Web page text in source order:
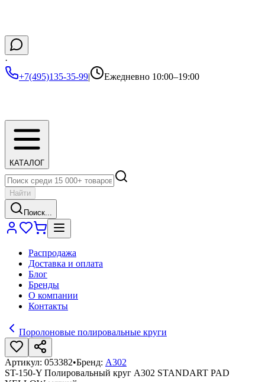
·
+7(495)135-35-99| Ежедневно 10:00–19:00
КАТАЛОГ
Найти
Поиск...
Распродажа
Доставка и оплата
Блог
Бренды
О компании
Контакты
Поролоновые полировальные круги
Артикул: 053382•Бренд: A302
ST-150-Y Полировальный круг А302 STANDART PAD